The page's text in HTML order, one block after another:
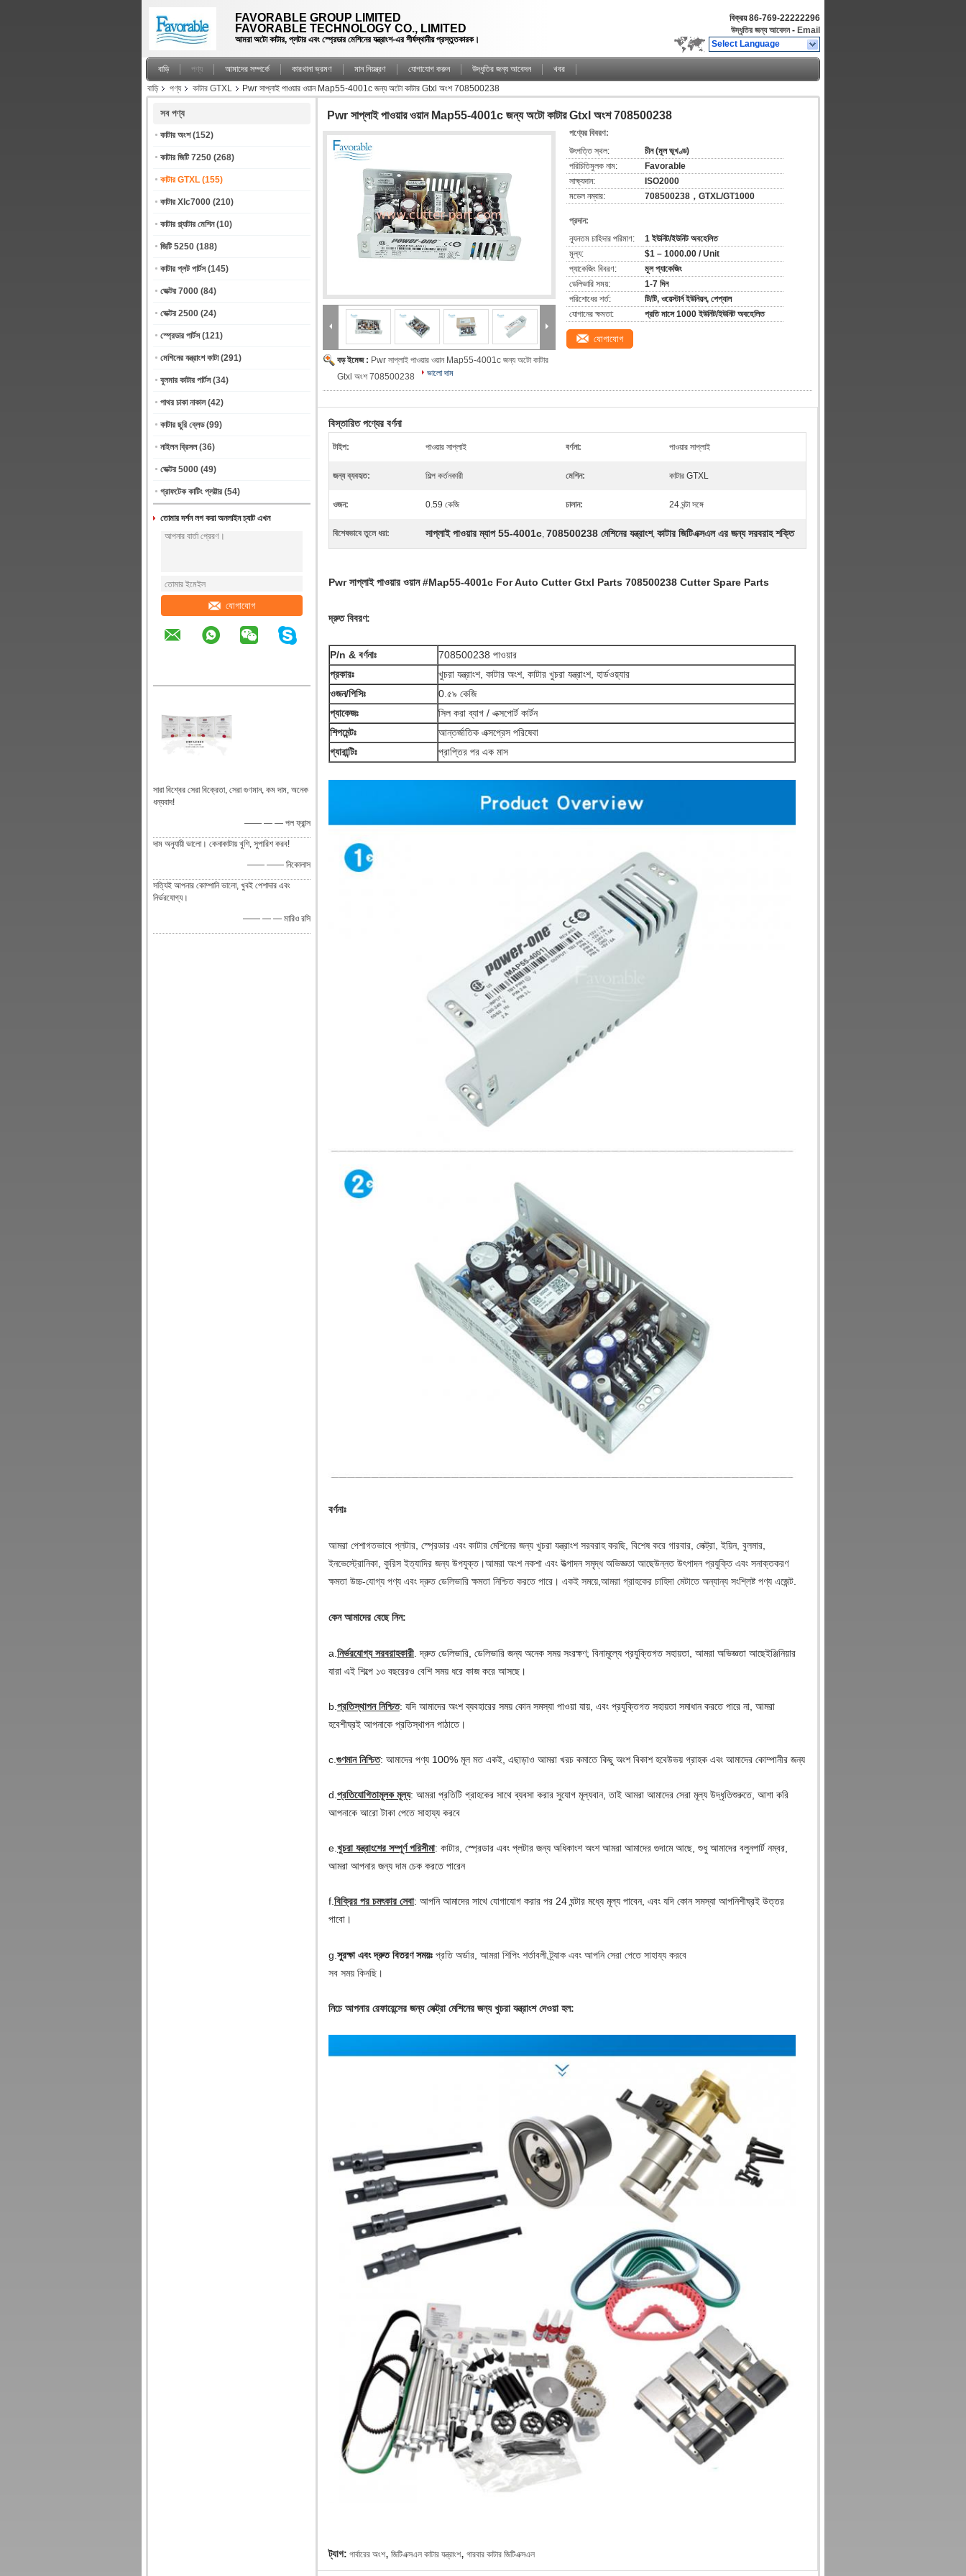
FAVORABLE GROUP LIMITED
FAVORABLE TECHNOLOGY CO., LIMITED
আমরা অটো কাটার, প্লটার এবং স্প্রেডার মেশিনের যন্ত্রাংশ-এর শীর্ষস্থানীয় প্রস্তুতকারক।
বিক্রয়86-769-22222296
উদ্ধৃতির জন্য আবেদন - Email
Select Language
বাড়ি পণ্য আমাদের সম্পর্কে কারখানা ভ্রমণ মান নিয়ন্ত্রণ যোগাযোগ করুন উদ্ধৃতির জন্য আবেদন
খবর
বাড়ি
পণ্য কাটার GTXL Pwr সাপ্লাই পাওয়ার ওয়ান Map55-4001c জন্য অটো কাটার Gtxl অংশ 708500238
সব পণ্য
কাটার অংশ (152)
কাটার জিটি 7250 (268)
কাটার GTXL (155)
কাটার Xlc7000 (210)
কাটার প্ল্যাটার মেশিন (10)
জিটি 5250 (188)
কাটার প্লট পার্টস (145)
ভেক্টর 7000 (84)
ভেক্টর 2500 (24)
স্প্রেডার পার্টস (121)
মেশিনের যন্ত্রাংশ কাটা (291)
বুলমার কাটার পার্টস (34)
পাথর চাকা নাকাল (42)
কাটার ছুরি ব্লেড (99)
নাইলন ব্রিসল (36)
ভেক্টর 5000 (49)
গ্রাফটেক কাটিং প্লট্টার (54)
তোমার দর্শন লগ করা অনলাইন চ্যাট এখন
যোগাযোগ
সারা বিশ্বের সেরা বিক্রেতা, সেরা গুণমান, কম দাম, অনেক
ধন্যবাদ!
—— — — পল ফ্রান্স
দাম অনুযায়ী ভালো। কেনাকাটায় খুশি, সুপারিশ করব!
—— —— নিকোলাস
সত্যিই আপনার কোম্পানি ভালো, খুবই পেশাদার এবং
নির্ভরযোগ্য।
—— — — মারিও রসি
Pwr সাপ্লাই পাওয়ার ওয়ান Map55-4001c জন্য অটো কাটার Gtxl অংশ 708500238
বড় ইমেজ : Pwr সাপ্লাই পাওয়ার ওয়ান Map55-4001c জন্য অটো কাটার
Gtxl অংশ 708500238
ভালো দাম
পণ্যের বিবরণ:
উৎপত্তি স্থল:
চীন (মূল ভূখণ্ড)
পরিচিতিমুলক নাম:
Favorable
সাক্ষ্যদান:
ISO2000
মডেল নম্বার:
708500238，GTXL/GT1000
প্রদান:
ন্যূনতম চাহিদার পরিমাণ:
1 ইউনিট/ইউনিট অবহেলিত
মূল্য:
$1 – 1000.00 / Unit
প্যাকেজিং বিবরণ:
মূল প্যাকেজিং
ডেলিভারি সময়:
1-7 দিন
পরিশোধের শর্ত:
টি/টি, ওয়েস্টার্ন ইউনিয়ন, পেপ্যাল
যোগানের ক্ষমতা:
প্রতি মাসে 1000 ইউনিট/ইউনিট অবহেলিত
যোগাযোগ
বিস্তারিত পণ্যের বর্ণনা
টাইপ: পাওয়ার সাপ্লাই বর্ণনা: পাওয়ার সাপ্লাই
জন্য ব্যবহৃত: শিল্প কর্তনকারী মেশিন: কাটার GTXL
ওজন: 0.59 কেজি চালান: 24 ঘন্টা সঙ্গে
বিশেষভাবে তুলে ধরা: সাপ্লাই পাওয়ার ম্যাপ 55-4001c, 708500238 মেশিনের যন্ত্রাংশ, কাটার জিটিএক্সএল এর জন্য সরবরাহ শক্তি
Pwr সাপ্লাই পাওয়ার ওয়ান #Map55-4001c For Auto Cutter Gtxl Parts 708500238 Cutter Spare Parts
দ্রুত বিবরণ:
P/n & বর্ণনাঃ
708500238 পাওয়ার
প্রকারঃ
খুচরা যন্ত্রাংশ, কাটার অংশ, কাটার খুচরা যন্ত্রাংশ, হার্ডওয়্যার
ওজন/পিসিঃ
0.৫৯ কেজি
প্যাকেজঃ
সিল করা ব্যাগ / এক্সপোর্ট কার্টন
শিপমেন্টঃ
আন্তর্জাতিক এক্সপ্রেস পরিষেবা
গ্যারান্টিঃ
প্রাপ্তির পর এক মাস
বর্ণনাঃ
আমরা পেশাগতভাবে প্লটার, স্প্রেডার এবং কাটার মেশিনের জন্য খুচরা যন্ত্রাংশ সরবরাহ করছি, বিশেষ করে গারবার, লেক্ট্রা, ইয়িন, বুলমার,
ইনভেস্ট্রোনিকা, কুরিস ইত্যাদির জন্য উপযুক্ত।আমরা অংশ নকশা এবং উত্পাদন সমৃদ্ধ অভিজ্ঞতা আছেউন্নত উৎপাদন প্রযুক্তি এবং সনাক্তকরণ
ক্ষমতা উচ্চ-যোগ্য পণ্য এবং দ্রুত ডেলিভারি ক্ষমতা নিশ্চিত করতে পারে। একই সময়ে,আমরা গ্রাহকের চাহিদা মেটাতে অন্যান্য সংশ্লিষ্ট পণ্য এজেন্ট.
কেন আমাদের বেছে নিন:
a. নির্ভরযোগ্য সরবরাহকারী . দ্রুত ডেলিভারি, ডেলিভারি জন্য অনেক সময় সংরক্ষণ; বিনামূল্যে প্রযুক্তিগত সহায়তা, আমরা অভিজ্ঞতা আছেইঞ্জিনিয়ার
যারা এই শিল্পে ১৩ বছরেরও বেশি সময় ধরে কাজ করে আসছে।
b. প্রতিস্থাপন নিশ্চিত: যদি আমাদের অংশ ব্যবহারের সময় কোন সমস্যা পাওয়া যায়, এবং প্রযুক্তিগত সহায়তা সমাধান করতে পারে না, আমরা
হবেশীঘ্রই আপনাকে প্রতিস্থাপন পাঠাতে।
c. গুণমান নিশ্চিত: আমাদের পণ্য 100% মূল মত একই, এছাড়াও আমরা খরচ কমাতে কিছু অংশ বিকাশ হবেউভয় গ্রাহক এবং আমাদের কোম্পানীর জন্য
d. প্রতিযোগিতামূলক মূল্য: আমরা প্রতিটি গ্রাহকের সাথে ব্যবসা করার সুযোগ মূল্যবান, তাই আমরা আমাদের সেরা মূল্য উদ্ধৃতিশুরুতে, আশা করি
আপনাকে আরো টাকা পেতে সাহায্য করবে
e. খুচরা যন্ত্রাংশের সম্পূর্ণ পরিসীমা: কাটার, স্প্রেডার এবং প্লটার জন্য অধিকাংশ অংশ আমরা আমাদের গুদামে আছে, শুধু আমাদের বলুনপার্ট নম্বর,
আমরা আপনার জন্য দাম চেক করতে পারেন
f. বিক্রির পর চমৎকার সেবা: আপনি আমাদের সাথে যোগাযোগ করার পর 24 ঘন্টার মধ্যে মূল্য পাবেন, এবং যদি কোন সমস্যা আপনিশীঘ্রই উত্তর
পাবো।
g. সুরক্ষা এবং দ্রুত বিতরণ সময়ঃ প্রতি অর্ডার, আমরা শিপিং শর্তাবলী ট্র্যাক এবং আপনি সেরা পেতে সাহায্য করবে
সব সময় কিনছি।
নিচে আপনার রেফারেন্সের জন্য লেক্ট্রা মেশিনের জন্য খুচরা যন্ত্রাংশ দেওয়া হল:
ট্যাগ: গার্বারের অংশ, জিটিএক্সএল কাটার যন্ত্রাংশ, গারবার কাটার জিটিএক্সএল